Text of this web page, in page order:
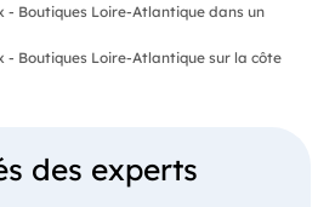
- Boutiques Loire-Atlantique dans un
- Boutiques Loire-Atlantique sur la côte
des experts